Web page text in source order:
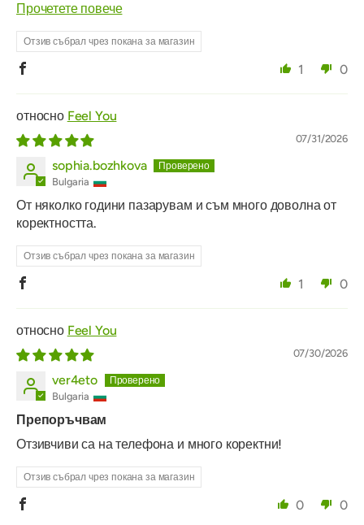
Прочетете повече
Отзив събрал чрез покана за магазин
1 0
Feel You
07/31/2026
sophia.bozhkova
Bulgaria
От няколко години пазарувам и съм много доволна от
коректността.
Отзив събрал чрез покана за магазин
1 0
Feel You
07/30/2026
ver4eto
Bulgaria
Препоръчвам
Отзивчиви са на телефона и много коректни!
Отзив събрал чрез покана за магазин
0 0